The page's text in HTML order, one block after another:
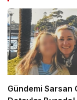
Gündemi Sarsan